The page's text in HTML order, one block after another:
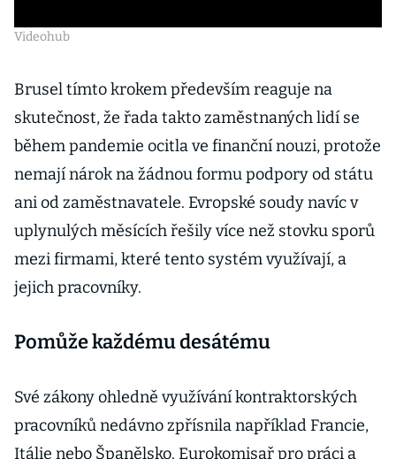
Videohub
Brusel tímto krokem především reaguje na
skutečnost, že řada takto zaměstnaných lidí se
během pandemie ocitla ve finanční nouzi, protože
nemají nárok na žádnou formu podpory od státu
ani od zaměstnavatele. Evropské soudy navíc v
uplynulých měsících řešily více než stovku sporů
mezi firmami, které tento systém využívají, a
jejich pracovníky.
Pomůže každému desátému
Své zákony ohledně využívání kontraktorských
pracovníků nedávno zpřísnila například Francie,
Itálie nebo Španělsko. Eurokomisař pro práci a